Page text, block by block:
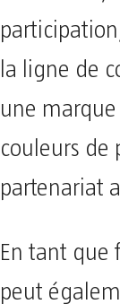
la ligne de
une
couleurs de
partenariat
En tant que
peut